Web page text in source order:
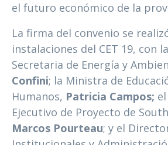
el futuro económico de la
La firma del convenio se
instalaciones del CET 19, con
Secretaria de Energía y
Confini; la Ministra de
Humanos, Patricia Campos; el
Ejecutivo de Proyecto de
Marcos Pourteau; y el